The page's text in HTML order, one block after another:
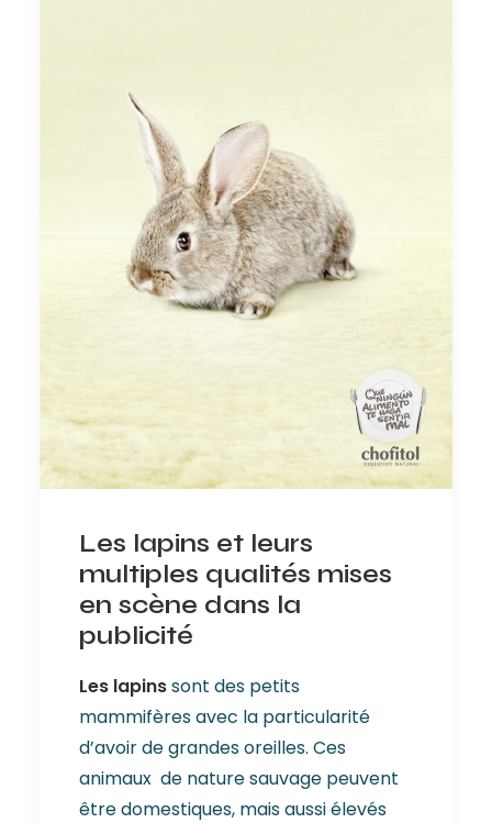
Les lapins et leurs
multiples qualités mises
en scène dans la
publicité
Les lapinssont des petits
mammifères avec la particularité
d’avoir de grandes oreilles. Ces
animaux de nature sauvage peuvent
être domestiques, mais aussi élevés